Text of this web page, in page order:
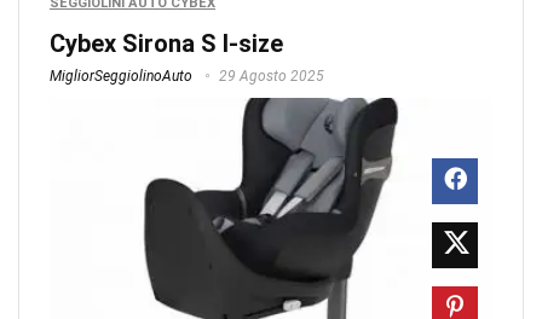
Cybex Sirona S I-size
MigliorSeggiolinoAuto 29 Agosto 2025